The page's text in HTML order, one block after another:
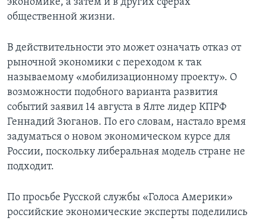
экономике, а затем и в других сферах
общественной жизни.
В действительности это может означать отказ от
рыночной экономики с переходом к так
называемому «мобилизационному проекту». О
возможности подобного варианта развития
событий заявил 14 августа в Ялте лидер КПРФ
Геннадий Зюганов. По его словам, настало время
задуматься о новом экономическом курсе для
России, поскольку либеральная модель стране не
подходит.
По просьбе Русской службы «Голоса Америки»
российские экономические эксперты поделились